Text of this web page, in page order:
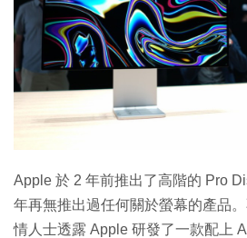
Enterprise Digital Transformation
特集
Apple 於 2 年前推出了高階的 Pro
年再無推出過任何關於螢幕的產品
情人士透露 Apple 研發了一款配上